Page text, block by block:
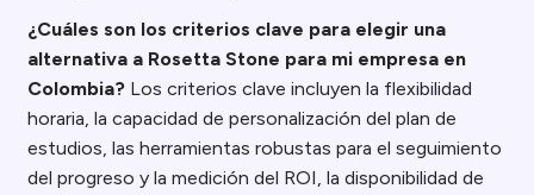
¿Cuáles son los criterios clave para elegir una
alternativa a Rosetta Stone para mi empresa en
Colombia? Los criterios clave incluyen la flexibilidad
horaria, la capacidad de personalización del plan de
estudios, las herramientas robustas para el seguimiento
del progreso y la medición del ROI, la disponibilidad de